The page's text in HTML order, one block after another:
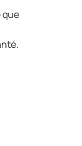
que